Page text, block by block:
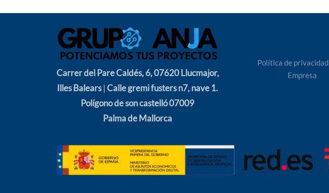
Carrer del Pare Caldés, 6, 07620 Llucmajor,
Illes Balears|Calle gremi fusters n7, nave 1.
Polígono de son castelló 07009
Palma de Mallorca
Política de privacidad
Empresa